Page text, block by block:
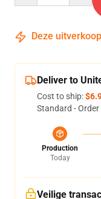
Deze
Deliver to
Cost to ship:
Standard -
Production
Today
Veilige